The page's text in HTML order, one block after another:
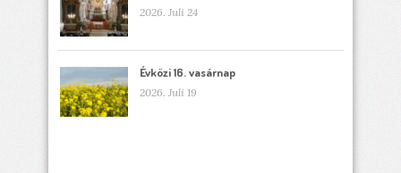
2026. Juli 24
Évközi 16. vasárnap
2026. Juli 19